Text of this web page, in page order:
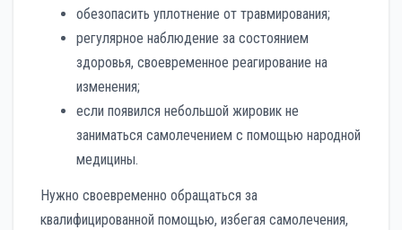
обезопасить уплотнение от травмирования;
регулярное наблюдение за состоянием
здоровья, своевременное реагирование на
изменения;
если появился небольшой жировик не
заниматься самолечением с помощью народной
медицины.
Нужно своевременно обращаться за
квалифицированной помощью, избегая самолечения,